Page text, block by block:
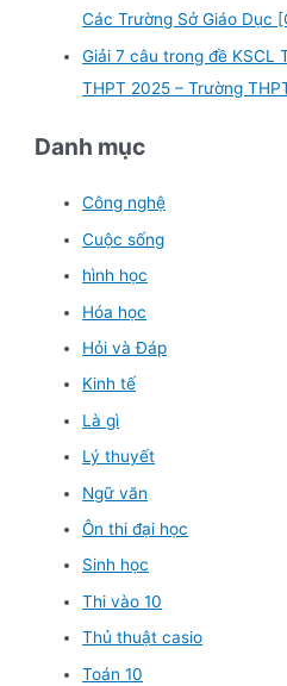
Các Trường Sở Giáo Dục
Giải 7 câu trong đề KSCL
THPT 2025 – Trường
Danh mục
Công nghệ
Cuộc sống
hình học
Hóa học
Hỏi và Đáp
Kinh tế
Là gì
Lý thuyết
Ngữ văn
Ôn thi đại học
Sinh học
Thi vào 10
Thủ thuật casio
Toán 10